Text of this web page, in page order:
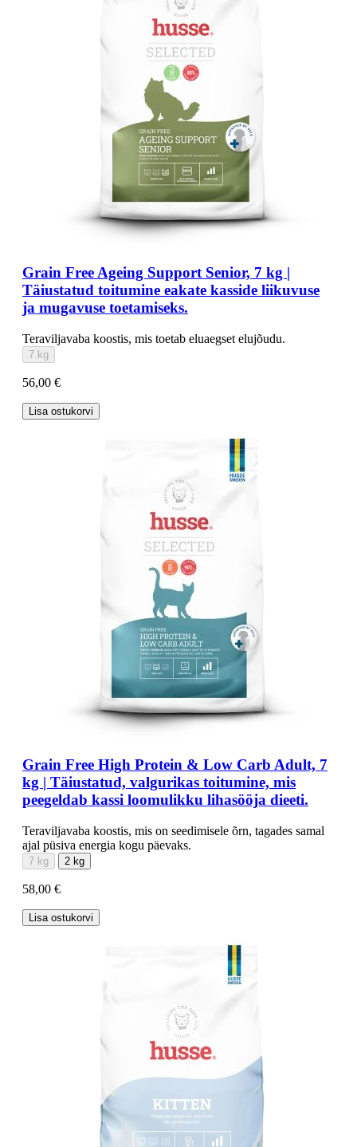
Grain Free Ageing Support Senior, 7 kg |
Täiustatud toitumine eakate kasside liikuvuse
ja mugavuse toetamiseks.
Teraviljavaba koostis, mis toetab eluaegset elujõudu.
7 kg
56,00 €
Lisa ostukorvi
Grain Free High Protein & Low Carb Adult, 7
kg | Täiustatud, valgurikas toitumine, mis
peegeldab kassi loomulikku lihasööja dieeti.
Teraviljavaba koostis, mis on seedimisele õrn, tagades samal
ajal püsiva energia kogu päevaks.
7 kg 2 kg
58,00 €
Lisa ostukorvi